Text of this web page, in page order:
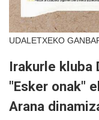
UDALETXEKO
Irakurle kluba
"Esker onak"
Arana